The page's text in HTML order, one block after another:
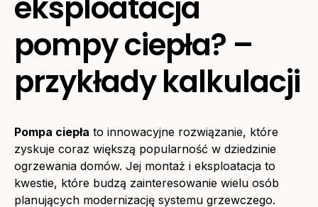
pompy ciepła? –
przykłady kalkulacji
Pompa ciepła to innowacyjne rozwiązanie, które
zyskuje coraz większą popularność w dziedzinie
ogrzewania domów. Jej montaż i eksploatacja to
kwestie, które budzą zainteresowanie wielu osób
planujących modernizację systemu grzewczego.